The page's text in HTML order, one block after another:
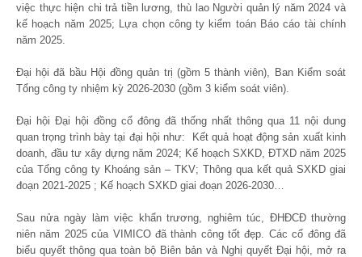
việc thực hiện chi trả tiền lương, thù lao Người quản lý năm 2024 và
kế hoạch năm 2025; Lựa chọn công ty kiểm toán Báo cáo tài chính
năm 2025.
Đại hội đã bầu Hội đồng quản trị (gồm 5 thành viên), Ban Kiểm soát
Tổng công ty nhiệm kỳ 2026-2030 (gồm 3 kiểm soát viên).
Đại hội Đại hội đồng cổ đông đã thống nhất thông qua 11 nội dung
quan trọng trình bày tại đại hội như: Kết quả hoạt động sản xuất kinh
doanh, đầu tư xây dựng năm 2024; Kế hoạch SXKD, ĐTXD năm 2025
của Tổng công ty Khoáng sản – TKV; Thông qua kết quả SXKD giai
đoạn 2021-2025 ; Kế hoạch SXKD giai đoạn 2026-2030…
Sau nửa ngày làm việc khẩn trương, nghiêm túc, ĐHĐCĐ thường
niên năm 2025 của VIMICO đã thành công tốt đẹp. Các cổ đông đã
biểu quyết thông qua toàn bộ Biên bản và Nghị quyết Đại hội, mở ra